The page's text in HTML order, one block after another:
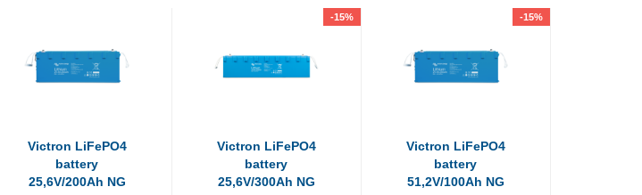
Victron LiFePO4
battery
25,6V/200Ah NG
-15%
Victron LiFePO4
battery
25,6V/300Ah NG
-15%
Victron LiFePO4
battery
51,2V/100Ah NG